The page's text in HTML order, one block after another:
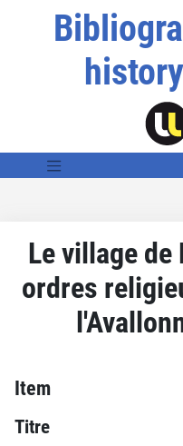
Le village
ordres
Item
Titre